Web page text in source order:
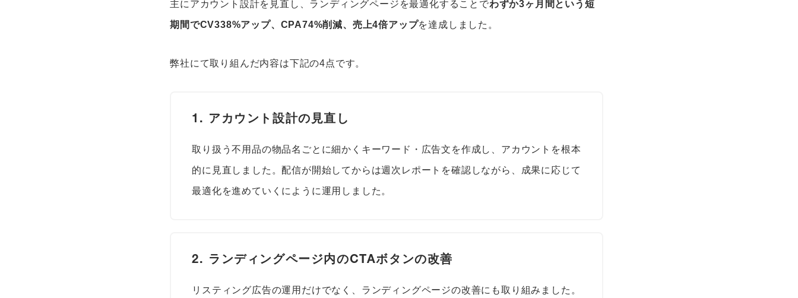
主にアカウント設計を見直し、ランディングページを最適化することでわずか3ヶ月間という短
期間でCV338%アップ、CPA74%削減、売上4倍アップを達成しました。
弊社にて取り組んだ内容は下記の4点です。
1. アカウント設計の見直し
取り扱う不用品の物品名ごとに細かくキーワード・広告文を作成し、アカウントを根本
的に見直しました。配信が開始してからは週次レポートを確認しながら、成果に応じて
最適化を進めていくにように運用しました。
2. ランディングページ内のCTAボタンの改善
リスティング広告の運用だけでなく、ランディングページの改善にも取り組みました。